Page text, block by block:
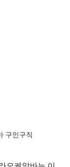
구인구직